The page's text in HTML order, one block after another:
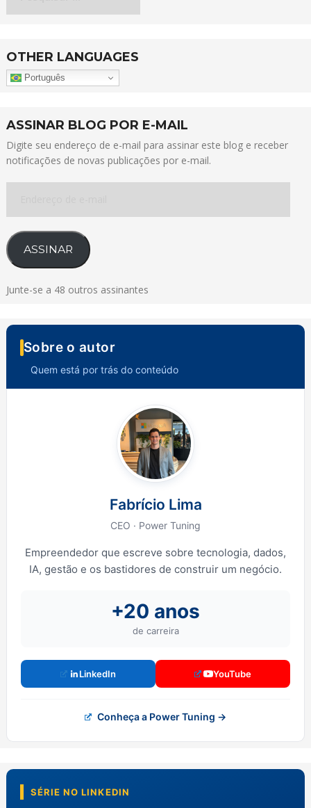
OTHER LANGUAGES
Português
ASSINAR BLOG POR E-MAIL
Digite seu endereço de e-mail para assinar este blog e receber
notificações de novas publicações por e-mail.
e-
mail
ASSINAR
Junte-se a 48 outros assinantes
Sobre o autor
Quem está por trás do conteúdo
Fabrício Lima
CEO · Power Tuning
Empreendedor que escreve sobre tecnologia, dados,
IA, gestão e os bastidores de construir um negócio.
+20 anos
de carreira
LinkedIn YouTube
Conheça a Power Tuning →
SÉRIE NO LINKEDIN